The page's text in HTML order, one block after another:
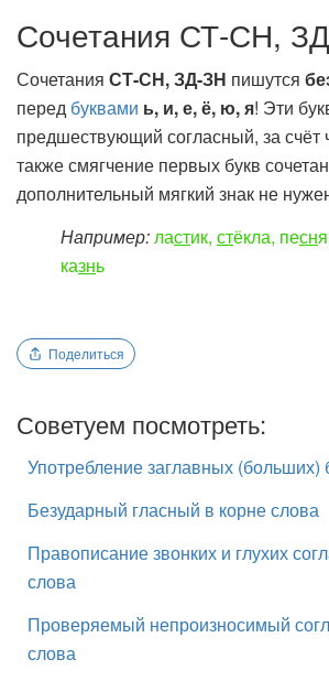
Сочетания СТ-СН,
Сочетания СТ-СН, ЗД-ЗН пишутся
перед буквами ь, и, е, ё, ю, я! Эти
предшествующий согласный, за счёт
также смягчение первых букв
дополнительный мягкий знак не
Например:ластик, стёкла, песн
казнь
Поделиться
Советуем посмотреть:
Употребление заглавных (больших)
Безударный гласный в корне слова
Правописание звонких и глухих
слова
Проверяемый непроизносимый
слова